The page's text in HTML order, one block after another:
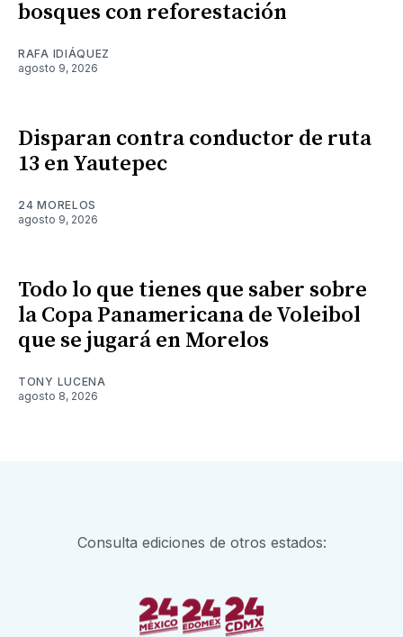
bosques con reforestación
RAFA IDIÁQUEZ
agosto 9, 2026
Disparan contra conductor de ruta
13 en Yautepec
24 MORELOS
agosto 9, 2026
Todo lo que tienes que saber sobre
la Copa Panamericana de Voleibol
que se jugará en Morelos
TONY LUCENA
agosto 8, 2026
Consulta ediciones de otros estados: